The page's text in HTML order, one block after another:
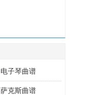
电子琴曲谱
萨克斯曲谱